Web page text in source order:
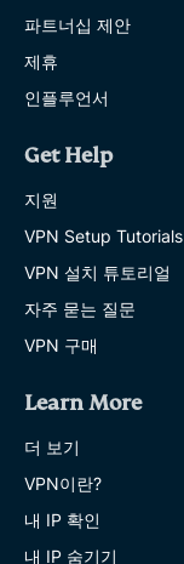
파트너십 제안
제휴
인플루언서
Get Help
지원
VPN Setup Tutorials
VPN 설치 튜토리얼
자주 묻는 질문
VPN 구매
Learn More
더 보기
VPN이란?
내 IP 확인
내 IP 숨기기